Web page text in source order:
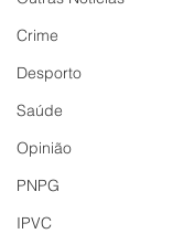
Crime
Desporto
Saúde
Opinião
PNPG
IPVC